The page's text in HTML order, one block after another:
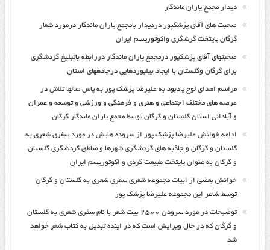
دیدار مجمع یاران ماندگار
صحبت های آقای پزشکپور دردیدار بامجمع یاران ماندگار درمورد شعار
گرگان پایتخت گرشگری واکوتوریسم ایران
صحبتهای آقای پزشکپور درمجمع یاران ماندگار دررابطه باتبلیغ گردشگری
برای گرگان وگلستان با ایجاد بیلبوردهایی درجادههای استان
مراسم اهدای لوح یادبود به علیرضا پزشک پور به پاس سالها تلاش در
عرصه های مختلف اجتماعی و هنری و فرهنگی و ورزشی و توسعه و عمران
و آبادانی استان گلستان و گرگان توسط مجمع یاران ماندگار گرگان
ادامه خوانش علیرضا پزشک پور از سروده هایش در مورد سفری شعری به
گلستان و گرگان و جاذبه های گردشگری شهرها و مناطق گردشگری گلستان
و گرگان به عنوان پایتخت طبیعت گردی و اکوتوریسم ایران
خوانش بعضی از ابیات مجموعه شعری سفری شعری به گلستان و گرگان
توسط شاعر این مجموعه علیرضا پزشک پور
توضیحات در مورد سرودن ۲۵۰۰ بیت شعر با نام سفری شعری به گلستان
و گرگان که در حال ویرایش است که در اینده تبدیل به کتاب شعر خواهد
شد